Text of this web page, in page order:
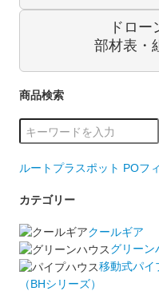
ドロ
部材表・
商品検索
ルートプラスポット POフ
カテゴリー
クールギア
グリーン
移動式パイ
（BHシリーズ）